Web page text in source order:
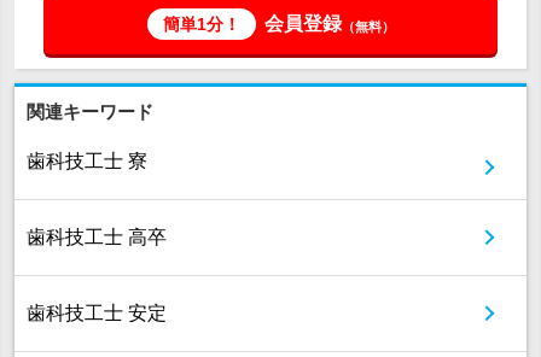
簡単1分！ 会員登録（無料）
関連キーワード
歯科技工士 寮
歯科技工士 高卒
歯科技工士 安定